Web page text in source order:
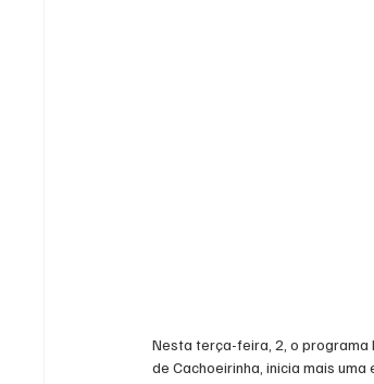
Nesta terça-feira, 2, o programa
de Cachoeirinha, inicia mais